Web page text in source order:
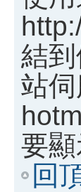
結
站
要
回